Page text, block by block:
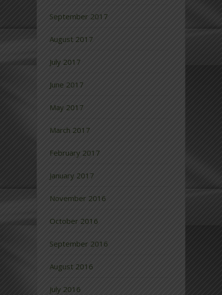
September 2017
August 2017
July 2017
June 2017
May 2017
March 2017
February 2017
January 2017
November 2016
October 2016
September 2016
August 2016
July 2016